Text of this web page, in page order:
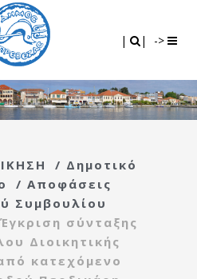
| | ->
/ Δημοτικό
/ Αποφάσεις
Συμβουλίου
σύνταξης
Διοικητικής
κατεχόμενο